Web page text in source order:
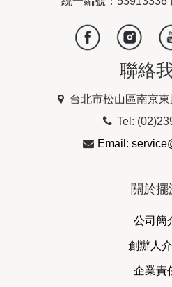
聯絡
台北市松山區南京
Tel:
Email:
關於擺
公司簡
創辦人
企業責